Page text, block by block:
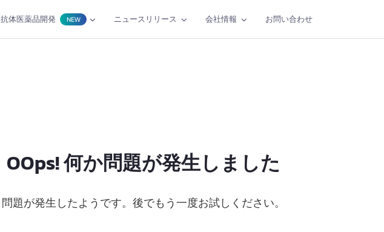
抗体医薬品開発 NEW ニュースリリース 会社情報 お問い合わせ
OOps! 何か問題が発生しました
問題が発生したようです。後でもう一度お試しください。